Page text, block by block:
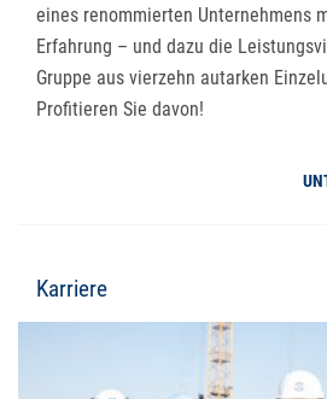
eines renommierten Unternehmens
Erfahrung – und dazu die
Gruppe aus vierzehn autarken
Profitieren Sie davon!
Karriere